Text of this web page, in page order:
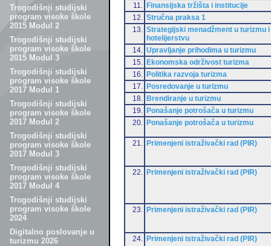
Trogodišnji studijski
program visoke škole
2015 Modul 2
Trogodišnji studijski
program visoke škole
2015 Modul 3
Trogodišnji studijski
program visoke škole
2017 Modul 1
Trogodišnji studijski
program visoke škole
2017 Modul 2
Trogodišnji studijski
program visoke škole
2017 Modul 3
Trogodišnji studijski
program visoke škole
2017 Modul 4
Trogodišnji studijski
program visoke škole
2024
Digitalno poslovanje u
turizmu 2026
11.
Finansijska tržišta i institucije
12.
Stručna praksa 1
13.
Strategijski menadžment u turizmu i
hotelijerstvu
14.
Upravljanje prihodima u turizmu
15.
Ekonomska održivost turizma
16.
Politika razvoja turizma
17.
Posredovanje u turizmu
18.
Brendiranje u turizmu
19.
Ponašanje potrošača u turizmu
20.
Ponašanje potrošača u turizmu
21. Primenjeni istraživački rad (PIR)
22. Primenjeni istraživački rad (PIR)
23. Primenjeni istraživački rad (PIR)
24. Primenjeni istraživački rad (PIR)